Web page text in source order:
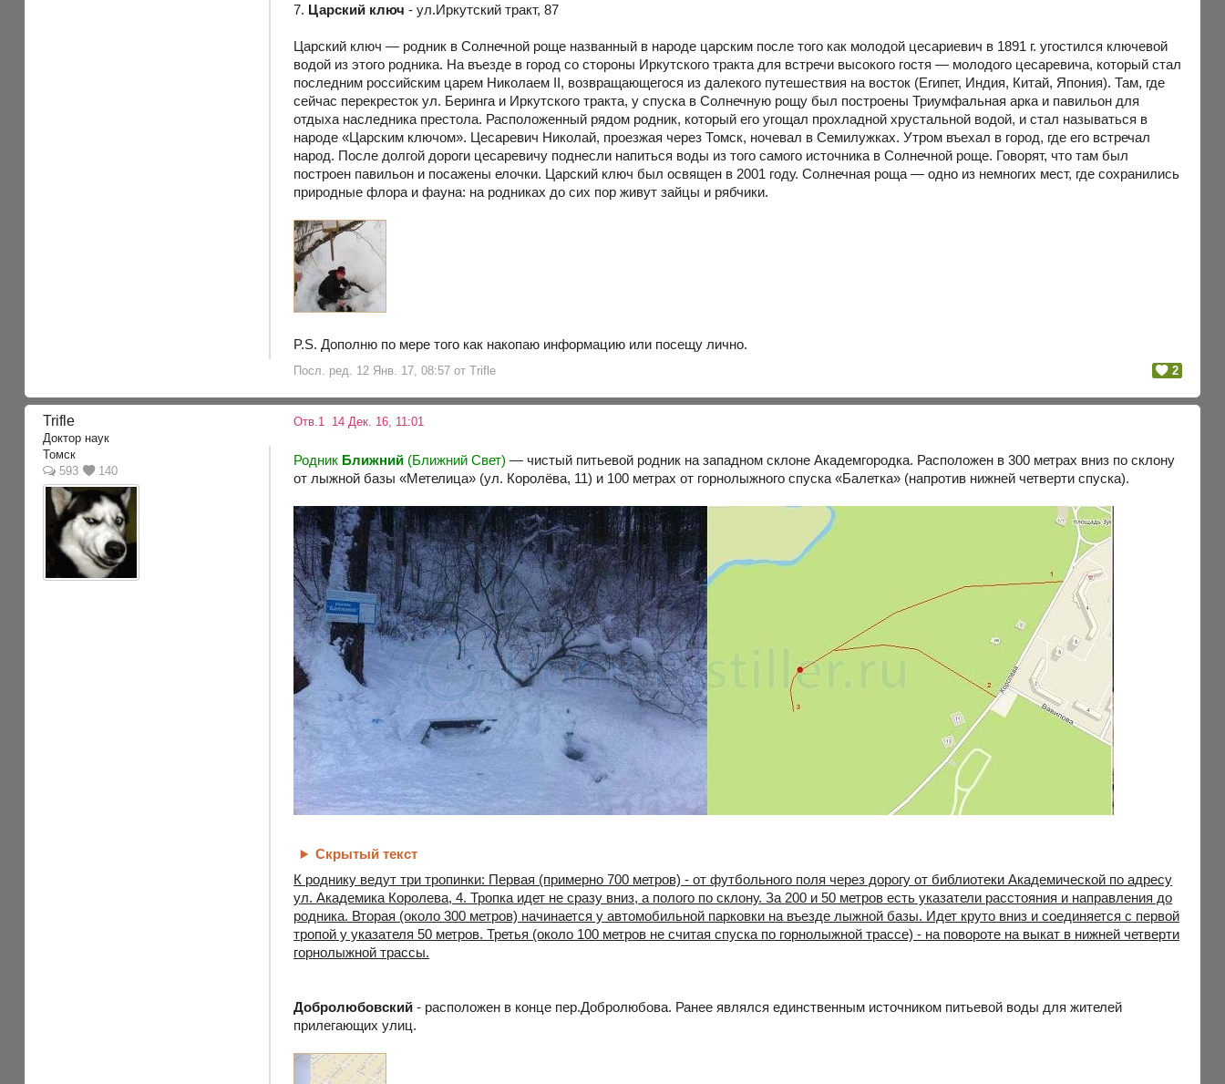
7. Царский ключ - ул.Иркутский тракт, 87
Царский ключ — родник в Солнечной роще названный в народе царским после того как молодой цесариевич в 1891 г. угостился ключевой
водой из этого родника. На въезде в город со стороны Иркутского тракта для встречи высокого гостя — молодого цесаревича, который стал
последним российским царем Николаем II, возвращающегося из далекого путешествия на восток (Египет, Индия, Китай, Япония). Там, где
сейчас перекресток ул. Беринга и Иркутского тракта, у спуска в Солнечную рощу был построены Триумфальная арка и павильон для
отдыха наследника престола. Расположенный рядом родник, который его угощал прохладной хрустальной водой, и стал называться в
народе «Царским ключом». Цесаревич Николай, проезжая через Томск, ночевал в Семилужках. Утром въехал в город, где его встречал
народ. После долгой дороги цесаревичу поднесли напиться воды из того самого источника в Солнечной роще. Говорят, что там был
построен павильон и посажены елочки. Царский ключ был освящен в 2001 году. Солнечная роща — одно из немногих мест, где сохранились
природные флора и фауна: на родниках до сих пор живут зайцы и рябчики.
P.S. Дополню по мере того как накопаю информацию или посещу лично.
Посл. ред. 12 Янв. 17, 08:57 от Trifle 2
Trifle
Доктор наук
Томск
593
140
Отв.1 14 Дек. 16, 11:01
Родник Ближний (Ближний Свет) — чистый питьевой родник на западном склоне Академгородка. Расположен в 300 метрах вниз по склону
от лыжной базы «Метелица» (ул. Королёва, 11) и 100 метрах от горнолыжного спуска «Балетка» (напротив нижней четверти спуска).
Скрытый текст
К роднику ведут три тропинки: Первая (примерно 700 метров) - от футбольного поля через дорогу от библиотеки Академической по адресу
ул. Академика Королева, 4. Тропка идет не сразу вниз, а полого по склону. За 200 и 50 метров есть указатели расстояния и направления до
родника. Вторая (около 300 метров) начинается у автомобильной парковки на въезде лыжной базы. Идет круто вниз и соединяется с первой
тропой у указателя 50 метров. Третья (около 100 метров не считая спуска по горнолыжной трассе) - на повороте на выкат в нижней четверти
горнолыжной трассы.
Добролюбовский - расположен в конце пер.Добролюбова. Ранее являлся единственным источником питьевой воды для жителей
прилегающих улиц.